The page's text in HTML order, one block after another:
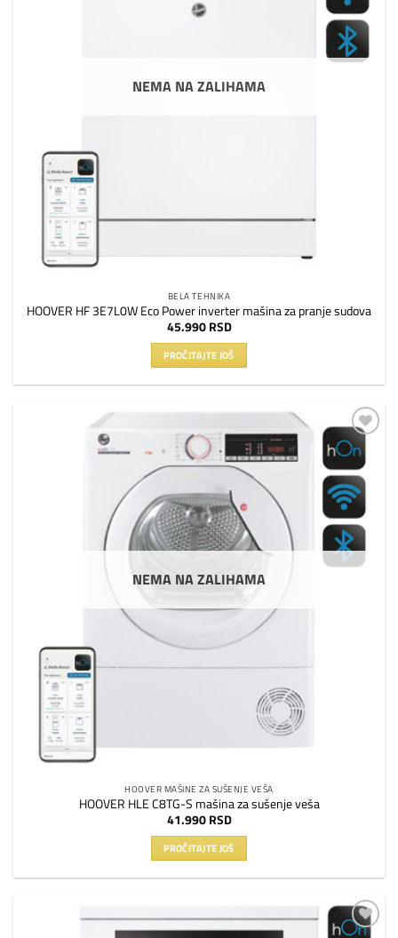
NEMA NA ZALIHAMA
BELA TEHNIKA
HOOVER HF 3E7L0W Eco Power inverter mašina za pranje sudova
45.990 RSD
PROČITAJTE JOŠ
Dodaj
na
listu
želja
NEMA NA ZALIHAMA
HOOVER MAŠINE ZA SUŠENJE VEŠA
HOOVER HLE C8TG-S mašina za sušenje veša
41.990 RSD
PROČITAJTE JOŠ